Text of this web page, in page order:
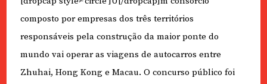
composto por empresas dos três territórios
responsáveis pela construção da maior ponte do
mundo vai operar as viagens de autocarros entre
Zhuhai, Hong Kong e Macau. O concurso público foi